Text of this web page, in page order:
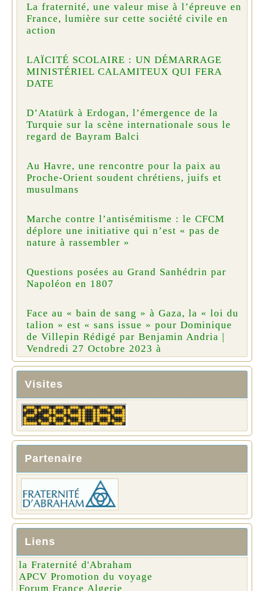
La fraternité, une valeur mise à l’épreuve en
France, lumière sur cette société civile en
action
LAÏCITÉ SCOLAIRE : UN DÉMARRAGE
MINISTÉRIEL CALAMITEUX QUI FERA
DATE
D’Atatürk à Erdogan, l’émergence de la
Turquie sur la scène internationale sous le
regard de Bayram Balci
Au Havre, une rencontre pour la paix au
Proche-Orient soudent chrétiens, juifs et
musulmans
Marche contre l’antisémitisme : le CFCM
déplore une initiative qui n’est « pas de
nature à rassembler »
Questions posées au Grand Sanhédrin par
Napoléon en 1807
Face au « bain de sang » à Gaza, la « loi du
talion » est « sans issue » pour Dominique
de Villepin Rédigé par Benjamin Andria |
Vendredi 27 Octobre 2023 à
Visites
Partenaire
Liens
la Fraternité d'Abraham
APCV Promotion du voyage
Forum France Algerie